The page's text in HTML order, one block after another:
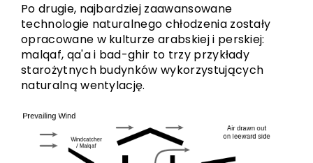
Po drugie, najbardziej zaawansowane
technologie naturalnego chłodzenia zostały
opracowane w kulturze arabskiej i perskiej:
malqaf, qa'a i bad-ghir to trzy przykłady
starożytnych budynków wykorzystujących
naturalną wentylację.